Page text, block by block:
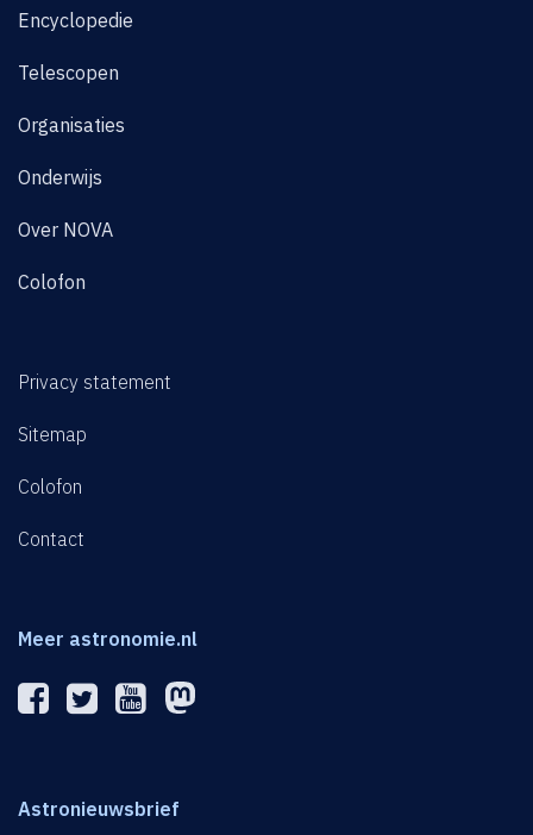
Encyclopedie
Telescopen
Organisaties
Onderwijs
Over NOVA
Colofon
Privacy statement
Sitemap
Colofon
Contact
Meer astronomie.nl
Astronieuwsbrief